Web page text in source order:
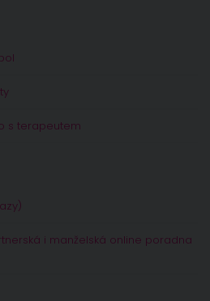
s terapeutem
i manželská online poradna